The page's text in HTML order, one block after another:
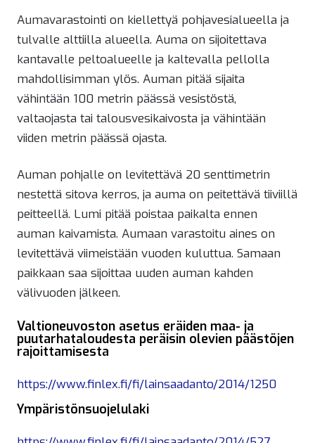
Aumavarastointi on kiellettyä pohjavesialueella ja
tulvalle alttiilla alueella. Auma on sijoitettava
kantavalle peltoalueelle ja kaltevalla pellolla
mahdollisimman ylös. Auman pitää sijaita
vähintään 100 metrin päässä vesistöstä,
valtaojasta tai talousvesikaivosta ja vähintään
viiden metrin päässä ojasta.
Auman pohjalle on levitettävä 20 senttimetrin
nestettä sitova kerros, ja auma on peitettävä tiiviillä
peitteellä. Lumi pitää poistaa paikalta ennen
auman kaivamista. Aumaan varastoitu aines on
levitettävä viimeistään vuoden kuluttua. Samaan
paikkaan saa sijoittaa uuden auman kahden
välivuoden jälkeen.
Valtioneuvoston asetus eräiden maa- ja
puutarhataloudesta peräisin olevien päästöjen
rajoittamisesta
https://www.finlex.fi/fi/lainsaadanto/2014/1250
Ympäristönsuojelulaki